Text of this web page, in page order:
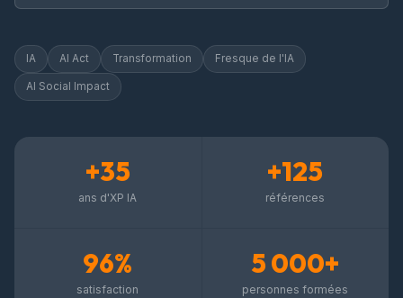
IA AI Act Transformation Fresque de l'IA
AI Social Impact
+35
ans d'XP IA
+125
références
96%
satisfaction
5 000+
personnes formées